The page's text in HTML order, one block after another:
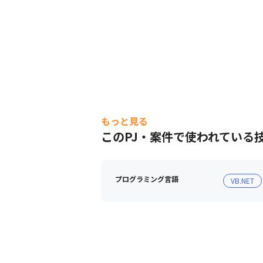
もっと見る
このPJ・案件で使われている
プログラミング言語 VB.NET